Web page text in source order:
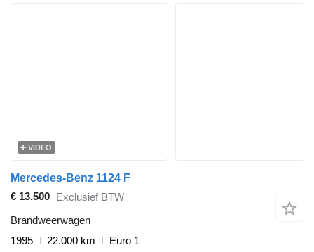
VIDEO
Mercedes-Benz 1124 F
€ 13.500 Exclusief BTW
Brandweerwagen
1995
22.000 km
Euro 1